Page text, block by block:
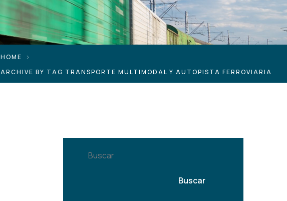
HOME
ARCHIVE BY TAG TRANSPORTE MULTIMODAL Y AUTOPISTA FERROVIARIA
Buscar
Buscar